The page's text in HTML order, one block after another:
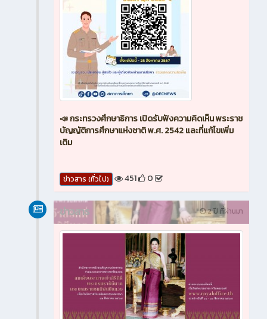
📣 กระทรวงศึกษาธิการ เปิดรับฟังความคิดเห็น พระราช
บัญญัติการศึกษาแห่งชาติ พ.ศ. 2542 และที่แก้ไขเพิ่ม
เติม
ข่าวสาร (ทั่วไป) 451 0
2 ปี ที่ผ่านมา
ข่าวสาร